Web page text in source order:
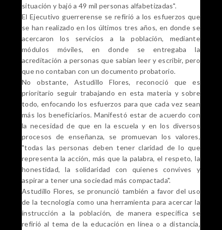
situación y bajó a 49 mil personas alfabetizadas".
El Ejecutivo guerrerense se refirió a los esfuerzos que
se han realizado en los últimos tres años, en donde se
acercaron los servicios a la población, mediante
módulos móviles, en donde se entregaba la
acreditación a personas que sabían leer y escribir, pero
que no contaban con un documento probatorio.
No obstante, Astudillo Flores, reconoció que es
prioritario seguir trabajando en esta materia y sobre
todo, enfocando los esfuerzos para que cada vez sean
más los beneficiarios. Manifestó estar de acuerdo con
la necesidad de que en la escuela y en los diversos
procesos de enseñanza, se promuevan los valores,
"todas las personas deben tener claridad de lo que
representa la acción, más que la palabra, el respeto, la
honestidad, la solidaridad con quienes convives y
aspirar a tener una sociedad más compactada".
Astudillo Flores, se pronunció también a favor del uso
de la tecnología como una herramienta para acercar la
instrucción a la población, de manera específica se
refirió al tema de la educación en línea o a distancia,